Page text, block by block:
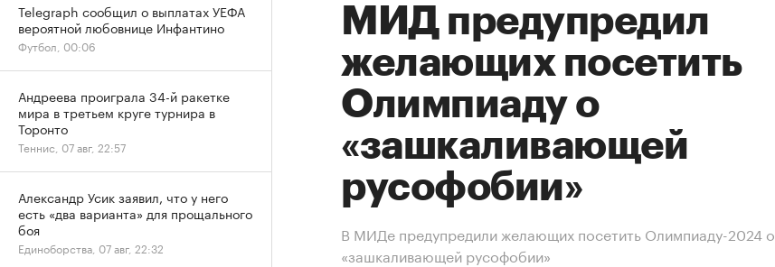
МИД предупредил
желающих посетить
Олимпиаду о
«зашкаливающей
русофобии»
В МИДе предупредили желающих посетить Олимпиаду-2024 о
«зашкаливающей русофобии»
Telegraph сообщил о выплатах УЕФА
вероятной любовнице Инфантино
Футбол, 00:06
Андреева проиграла 34-й ракетке
мира в третьем круге турнира в
Торонто
Теннис, 07 авг, 22:57
Александр Усик заявил, что у него
есть «два варианта» для прощального
боя
Единоборства, 07 авг, 22:32